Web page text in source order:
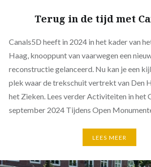
Terug in de tijd met
Canals5D heeft in 2024 in het kader van
Haag, knooppunt van vaarwegen een
reconstructie gelanceerd. Nu kan je een
plek waar de trekschuit vertrekt van Den
het Zieken. Lees verder Activiteiten in het
september 2024 Tijdens Open
LEES MEER